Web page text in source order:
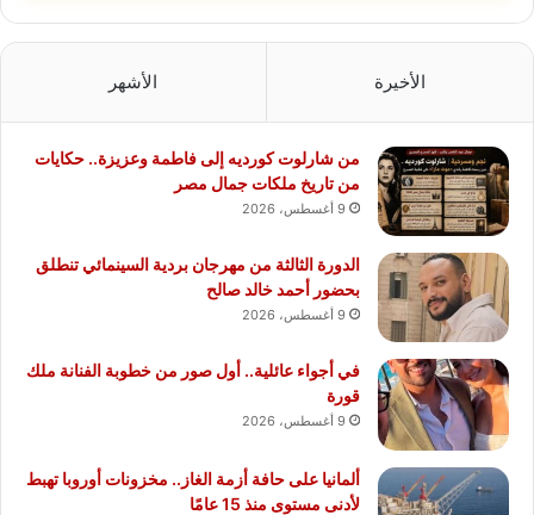
الأخيرة الأشهر
من شارلوت كورديه إلى فاطمة وعزيزة.. حكايات
من تاريخ ملكات جمال مصر
9 أغسطس، 2026
الدورة الثالثة من مهرجان بردية السينمائي تنطلق
بحضور أحمد خالد صالح
9 أغسطس، 2026
في أجواء عائلية.. أول صور من خطوبة الفنانة ملك
قورة
9 أغسطس، 2026
ألمانيا على حافة أزمة الغاز.. مخزونات أوروبا تهبط
لأدنى مستوى منذ 15 عامًا